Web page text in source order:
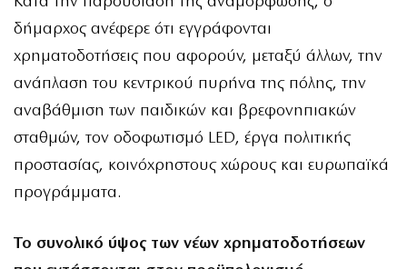
δήμαρχος ανέφερε ότι εγγράφονται
χρηματοδοτήσεις που αφορούν, μεταξύ άλλων, την
ανάπλαση του κεντρικού πυρήνα της πόλης, την
αναβάθμιση των παιδικών και βρεφονηπιακών
σταθμών, τον οδοφωτισμό LED, έργα πολιτικής
προστασίας, κοινόχρηστους χώρους και ευρωπαϊκά
προγράμματα.
Το συνολικό ύψος των νέων χρηματοδοτήσεων